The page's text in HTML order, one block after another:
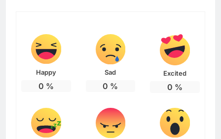
Happy
0 %
Sad
0 %
Excited
0 %